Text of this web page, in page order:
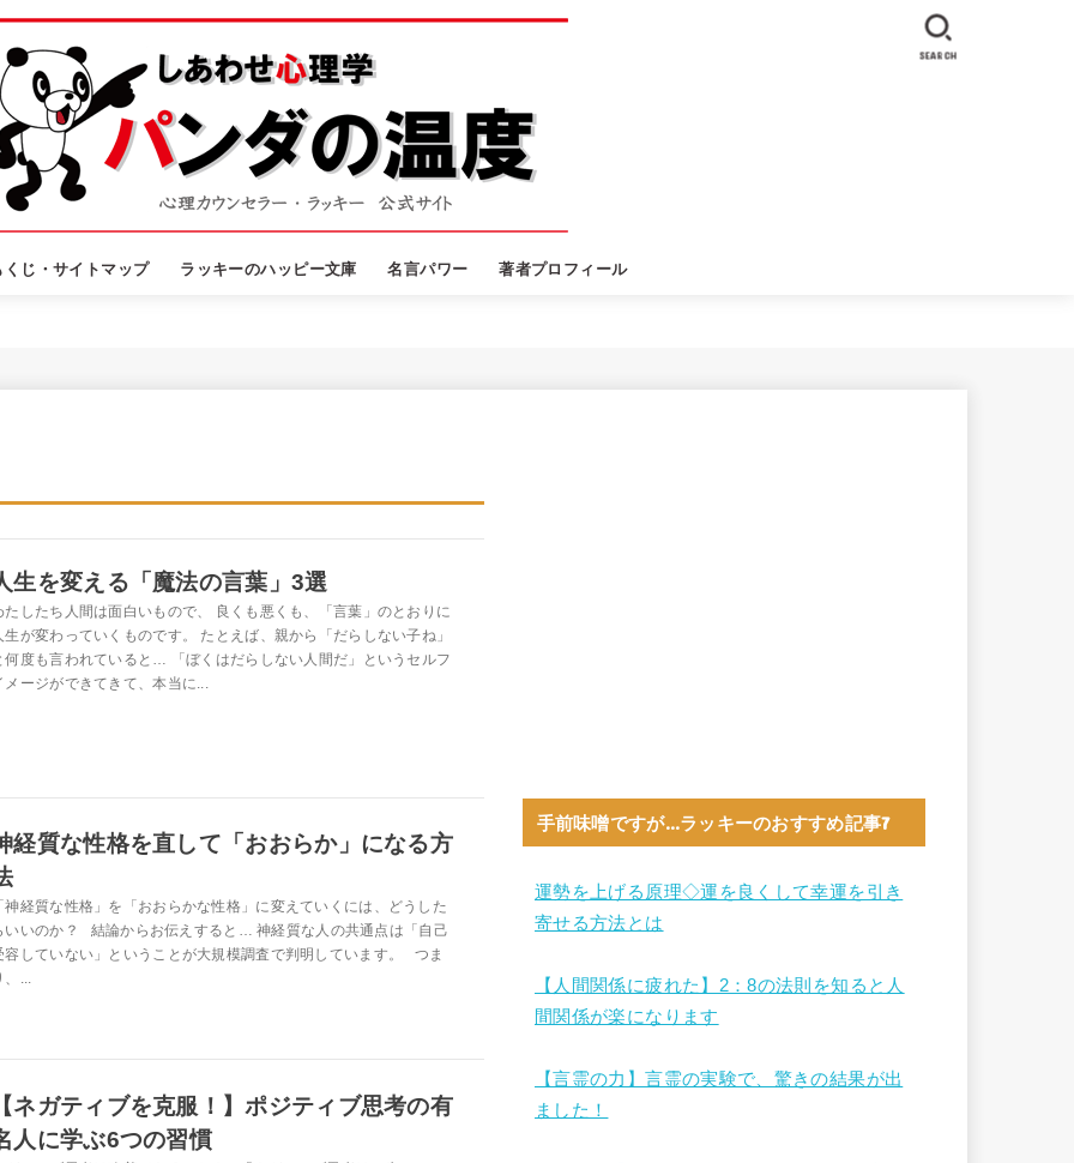
くじ・サイトマップ ラッキーのハッピー文庫 名言パワー 著者プロフィール
SEARCH
生を変える「魔法の言葉」3選
たしたち人間は面白いもので、 良くも悪くも、「言葉」のとおりに
生が変わっていくものです。 たとえば、親から「だらしない子ね」
何度も言われていると… 「ぼくはだらしない人間だ」というセルフ
メージができてきて、本当に...
経質な性格を直して「おおらか」になる方
神経質な性格」を「おおらかな性格」に変えていくには、どうした
いいのか？ 結論からお伝えすると… 神経質な人の共通点は「自己
容していない」ということが大規模調査で判明しています。 つま
、...
ネガティブを克服！】ポジティブ思考の有
人に学ぶ6つの習慣
手前味噌ですが…ラッキーのおすすめ記事7
運勢を上げる原理◇運を良くして幸運を引き
寄せる方法とは
【人間関係に疲れた】2：8の法則を知ると人
間関係が楽になります
【言霊の力】言霊の実験で、驚きの結果が出
ました！